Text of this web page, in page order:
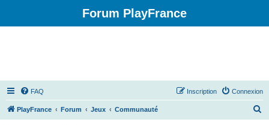
Forum PlayFrance
FAQ Connexion
Inscription
PlayFrance Forum Jeux Communauté